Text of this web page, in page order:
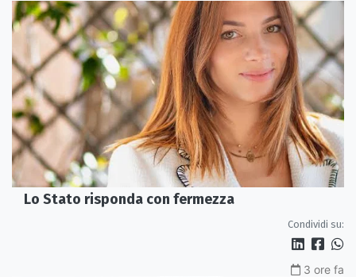
Lo Stato risponda con fermezza
Condividi su:
3 ore fa